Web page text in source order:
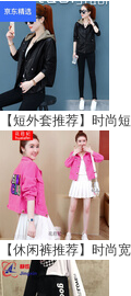
【短外套推荐】时尚
【休闲裤推荐】时尚